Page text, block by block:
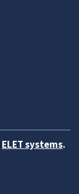
ELET systems.